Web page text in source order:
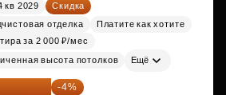
кв 2029
Скидка
отделка
Платите как хотите
за 2 000 ₽/мес
высота потолков Ещё
109 ₽ -4%